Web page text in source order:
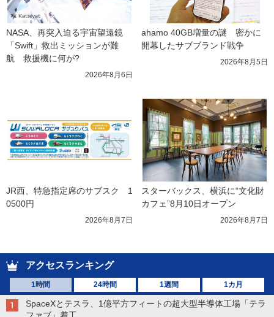
NASA、再突入迫る宇宙望遠鏡
「Swift」救出ミッションが難
航　救援機に何が?
2026年8月6日
ahamo 40GB増量の謎　密かに
開幕したサブブランド戦争
2026年8月5日
JR西、特急指定席のサブスク　1
0500円
2026年8月7日
スターバックス、横浜に“文化財
カフェ”8月10日オープン
2026年8月7日
アクセスランキング
1時間 24時間 1週間 1カ月
SpaceXとテスラ、1億平方フィートの超大型半導体工場「テラ